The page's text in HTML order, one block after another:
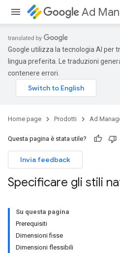
Ad
Google utilizza la tecnologia AI per
lingua preferita. Le traduzioni
contenere errori.
Home page Prodotti Ad
Questa pagina è stata utile?
Invia feedback
Specificare gli stili
Su questa pagina
Prerequisiti
Dimensioni fisse
Dimensioni flessibili